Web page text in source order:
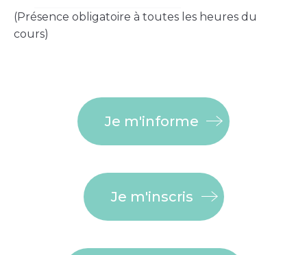
(Présence obligatoire à toutes les heures du
cours)
Je m'informe
Je m'inscris